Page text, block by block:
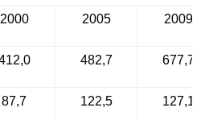
2000 2005 2009
482,7 677,7
87,7 122,5 127,1